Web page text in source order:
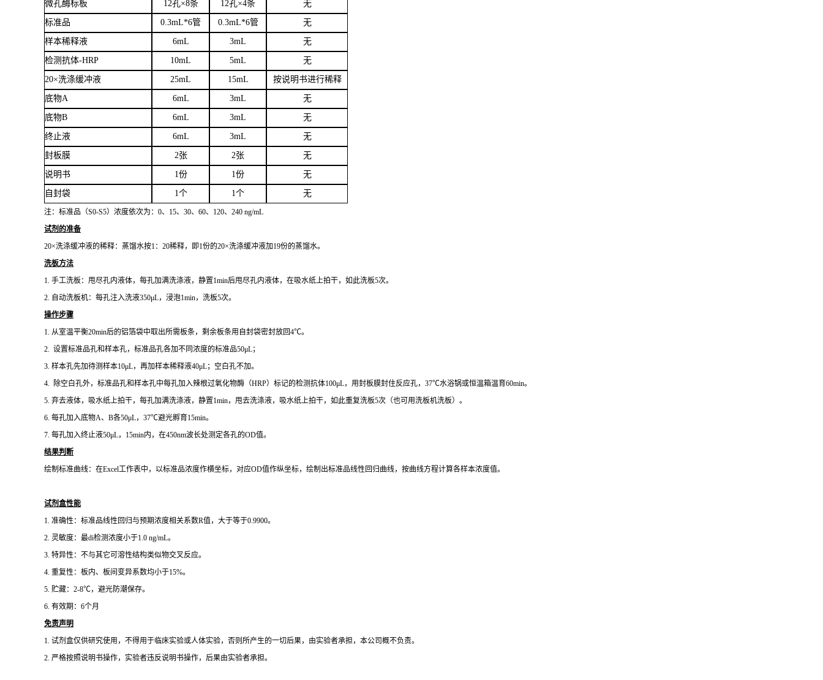
微孔酶标板 12孔×8条 12孔×4条 无
标准品 0.3mL*6管 0.3mL*6管 无
样本稀释液 6mL 3mL 无
检测抗体-HRP 10mL 5mL 无
20×洗涤缓冲液 25mL 15mL 按说明书进行稀释
底物A 6mL 3mL 无
底物B 6mL 3mL 无
终止液 6mL 3mL 无
封板膜 2张 2张 无
说明书 1份 1份 无
自封袋 1个 1个 无
注：标准品（S0-S5）浓度依次为：0、15、30、60、120、240 ng/mL
试剂的准备
20×洗涤缓冲液的稀释：蒸馏水按1：20稀释，即1份的20×洗涤缓冲液加19份的蒸馏水。
洗板方法
1. 手工洗板：甩尽孔内液体，每孔加满洗涤液，静置1min后甩尽孔内液体，在吸水纸上拍干，如此洗板5次。
2. 自动洗板机：每孔注入洗液350μL，浸泡1min，洗板5次。
操作步骤
1. 从室温平衡20min后的铝箔袋中取出所需板条，剩余板条用自封袋密封放回4℃。
2. 设置标准品孔和样本孔，标准品孔各加不同浓度的标准品50μL；
3. 样本孔先加待测样本10μL，再加样本稀释液40μL；空白孔不加。
4. 除空白孔外， 标准品孔和样本孔中每孔加入辣根过氧化物酶（HRP）标记的检测抗体100μL，用封板膜封住反应孔，37℃水浴锅或恒温箱温育60min。
5. 弃去液体，吸水纸上拍干，每孔加满洗涤液，静置1min，甩去洗涤液，吸水纸上拍干，如此重复洗板5次（也可用洗板机洗板）。
6. 每孔加入底物A、B各50μL，37℃避光孵育15min。
7. 每孔加入终止液50μL，15min内，在450nm波长处测定各孔的OD值。
结果判断
绘制标准曲线：在Excel工作表中，以标准品浓度作横坐标，对应OD值作纵坐标，绘制出标准品线性回归曲线，按曲线方程计算各样本浓度值。
试剂盒性能
1. 准确性：标准品线性回归与预期浓度相关系数R值，大于等于0.9900。
2. 灵敏度：最di检测浓度小于1.0 ng/mL。
3. 特异性：不与其它可溶性结构类似物交叉反应。
4. 重复性：板内、板间变异系数均小于15%。
5. 贮藏： 2-8℃，避光防潮保存。
6. 有效期： 6个月
免责声明
1. 试剂盒仅供研究使用，不得用于临床实验或人体实验，否则所产生的一切后果，由实验者承担，本公司概不负责。
2. 严格按照说明书操作，实验者违反说明书操作，后果由实验者承担。